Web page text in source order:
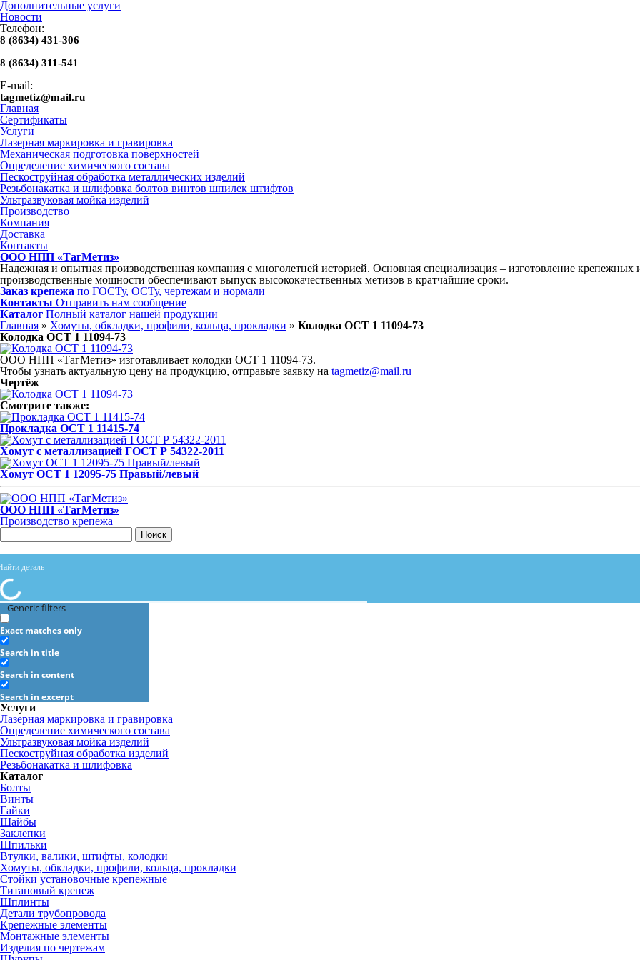
Дополнительные услуги
Новости
Телефон:
8 (8634) 431-306
8 (8634) 311-541
E-mail:
tagmetiz@mail.ru
Главная
Сертификаты
Услуги
Лазерная маркировка и гравировка
Механическая подготовка поверхностей
Определение химического состава
Пескоструйная обработка металлических изделий
Резьбонакатка и шлифовка болтов винтов шпилек штифтов
Ультразвуковая мойка изделий
Производство
Компания
Доставка
Контакты
ООО НПП «ТагМетиз»
Надежная и опытная производственная компания с многолетней историей. Основная специализация – изготовление
производственные мощности обеспечивают выпуск высококачественных метизов в кратчайшие сроки.
Заказ крепежа по ГОСТу, ОСТу, чертежам и нормали
Контакты Отправить нам сообщение
Каталог Полный каталог нашей продукции
Главная » Хомуты, обкладки, профили, кольца, прокладки » Колодка ОСТ 1 11094-73
Колодка ОСТ 1 11094-73
ООО НПП «ТагМетиз» изготавливает колодки ОСТ 1 11094-73.
Чтобы узнать актуальную цену на продукцию, отправьте заявку на tagmetiz@mail.ru
Чертёж
Смотрите также:
Прокладка ОСТ 1 11415-74
Хомут с металлизацией ГОСТ Р 54322-2011
Хомут ОСТ 1 12095-75 Правый/левый
ООО НПП «ТагМетиз»
Производство крепежа
Поиск
Generic filters
Exact matches only
Search in title
Search in content
Search in excerpt
Услуги
Лазерная маркировка и гравировка
Определение химического состава
Ультразвуковая мойка изделий
Пескоструйная обработка изделий
Резьбонакатка и шлифовка
Каталог
Болты
Винты
Гайки
Шайбы
Заклепки
Шпильки
Втулки, валики, штифты, колодки
Хомуты, обкладки, профили, кольца, прокладки
Стойки установочные крепежные
Титановый крепеж
Шплинты
Детали трубопровода
Крепежные элементы
Монтажные элементы
Изделия по чертежам